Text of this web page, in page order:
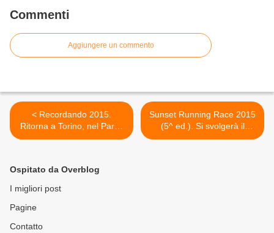
Commenti
Aggiungere un commento
< Recordando 2015.
Ritorna a Torino, nel Parco
Ruffini, assieme alla 6 ore,
24 ore
Sunset Running Race 2015
(5^ ed.). Si svolgerà il
prossimo 21 marzo a Prato
Ospitato da Overblog
I migliori post
Pagine
Contatto